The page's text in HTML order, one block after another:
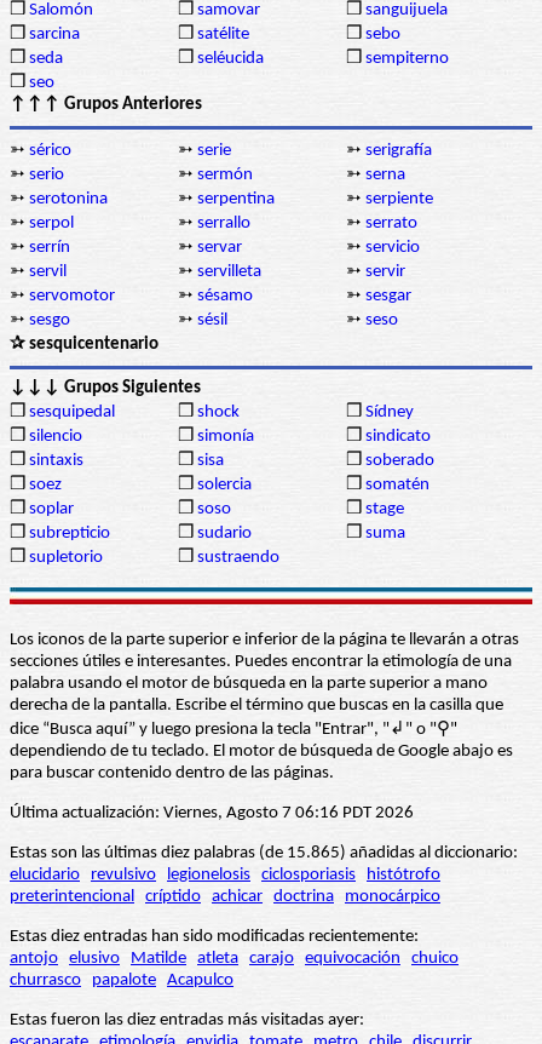
❒ Salomón ❒ samovar ❒ sanguijuela
❒ sarcina ❒ satélite ❒ sebo
❒ seda ❒ seléucida ❒ sempiterno
❒ seo
↑↑↑ Grupos Anteriores
➳ sérico ➳ serie ➳ serigrafía
➳ serio ➳ sermón ➳ serna
➳ serotonina ➳ serpentina ➳ serpiente
➳ serpol ➳ serrallo ➳ serrato
➳ serrín ➳ servar ➳ servicio
➳ servil ➳ servilleta ➳ servir
➳ servomotor ➳ sésamo ➳ sesgar
➳ sesgo ➳ sésil ➳ seso
✰ sesquicentenario
↓↓↓ Grupos Siguientes
❒ sesquipedal ❒ shock ❒ Sídney
❒ silencio ❒ simonía ❒ sindicato
❒ sintaxis ❒ sisa ❒ soberado
❒ soez ❒ solercia ❒ somatén
❒ soplar ❒ soso ❒ stage
❒ subrepticio ❒ sudario ❒ suma
❒ supletorio ❒ sustraendo
Los iconos de la parte superior e inferior de la página te llevarán a otras
secciones útiles e interesantes. Puedes encontrar la etimología de una
palabra usando el motor de búsqueda en la parte superior a mano
derecha de la pantalla. Escribe el término que buscas en la casilla que
dice “Busca aquí” y luego presiona la tecla "Entrar", "↲" o "⚲"
dependiendo de tu teclado. El motor de búsqueda de Google abajo es
para buscar contenido dentro de las páginas.
Última actualización: Viernes, Agosto 7 06:16 PDT 2026
Estas son las últimas diez palabras (de 15.865) añadidas al diccionario:
elucidario
revulsivo legionelosis ciclosporiasis
histótrofo
preterintencional críptido achicar doctrina monocárpico
Estas diez entradas han sido modificadas recientemente:
antojo elusivo Matilde atleta carajo equivocación
chuico
churrasco
papalote Acapulco
Estas fueron las diez entradas más visitadas ayer: